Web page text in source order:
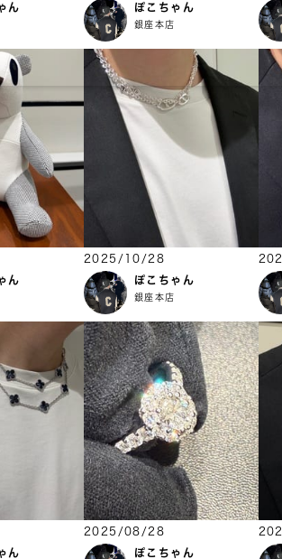
ん
ぽこちゃん
銀座本店
ん
2025/10/28
ぽこちゃん
銀座本店
ん
2025/08/28
ぽこちゃん